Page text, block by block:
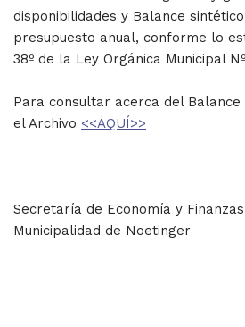
disponibilidades y Balance
presupuesto anual, conforme lo
38º de la Ley Orgánica Municipal
Para consultar acerca del
el Archivo <<AQUÍ>>
Secretaría de Economía y Finanzas
Municipalidad de Noetinger